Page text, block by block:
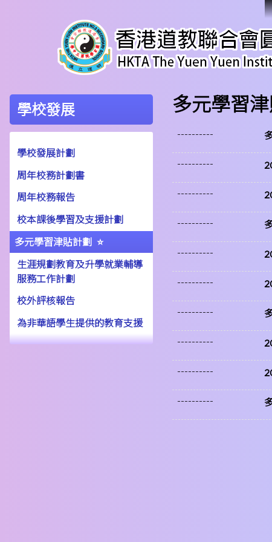
學校發展
學校發展計劃
周年校務計劃書
周年校務報告
校本課後學習及支援計劃
多元學習津貼計劃
生涯規劃教育及升學就業輔導
服務工作計劃
校外評核報告
為非華語學生提供的教育支援
多元學習
----------
----------
----------
----------
----------
----------
----------
----------
----------
----------